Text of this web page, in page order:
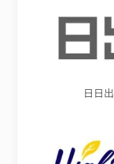
日日出